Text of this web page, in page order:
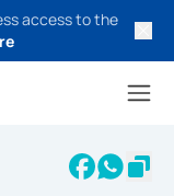
access to the